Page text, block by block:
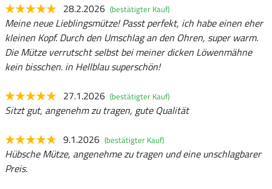
28.2.2026 (bestätigter Kauf)
Meine neue Lieblingsmütze! Passt perfekt, ich habe einen eher
kleinen Kopf. Durch den Umschlag an den Ohren, super warm.
Die Mütze verrutscht selbst bei meiner dicken Löwenmähne
kein bisschen. in Hellblau superschön!
27.1.2026 (bestätigter Kauf)
Sitzt gut, angenehm zu tragen, gute Qualität
9.1.2026 (bestätigter Kauf)
Hübsche Mütze, angenehme zu tragen und eine unschlagbarer
Preis.